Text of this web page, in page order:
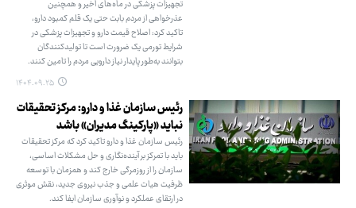
تجهیزات پزشکی در ماه‌های اخیر و همچنین
عذرخواهی از مردم بابت حتی یک قلم کمبود دارو،
تاکید کرد: اصلاح قیمت دارو و تجهیزات پزشکی در
شرایط تورمی یک ضرورت است تا تولیدکنندگان
بتوانند به‌طور پایدار نیاز دارویی مردم را تامین کنند.
۱۴۰۴.۰۹.۲۵
رئیس سازمان غذا و دارو: مرکز تحقیقات
نباید «پارکینگ مدیران» باشد
رئیس سازمان غذا و دارو تاکید کرد که مرکز تحقیقات
باید با تمرکز بر آینده‌نگاری و حل مشکلات اساسی،
سازمان را از روزمرگی خارج کند و همزمان با توسعه
ظرفیت هیات علمی و جذب نیروی جدید، نقش موثری
در ارتقای عملکرد و نوآوری سازمان ایفا کند.